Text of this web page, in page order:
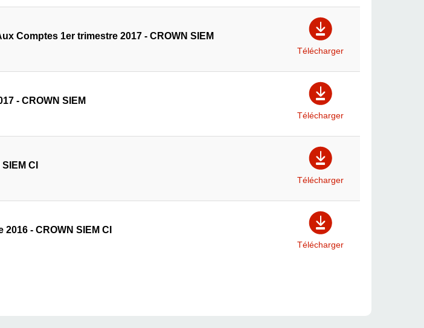
Comptes 1er trimestre 2017 - CROWN SIEM
Télécharger
- CROWN SIEM
Télécharger
CI
Télécharger
- CROWN SIEM CI
Télécharger